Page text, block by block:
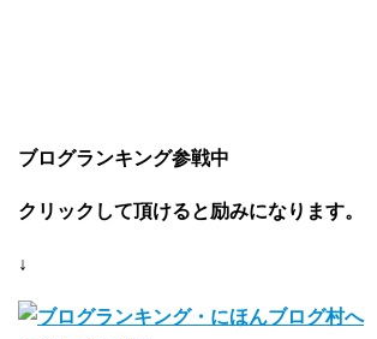
ブログランキング参戦中
クリックして頂けると励みになります。
↓